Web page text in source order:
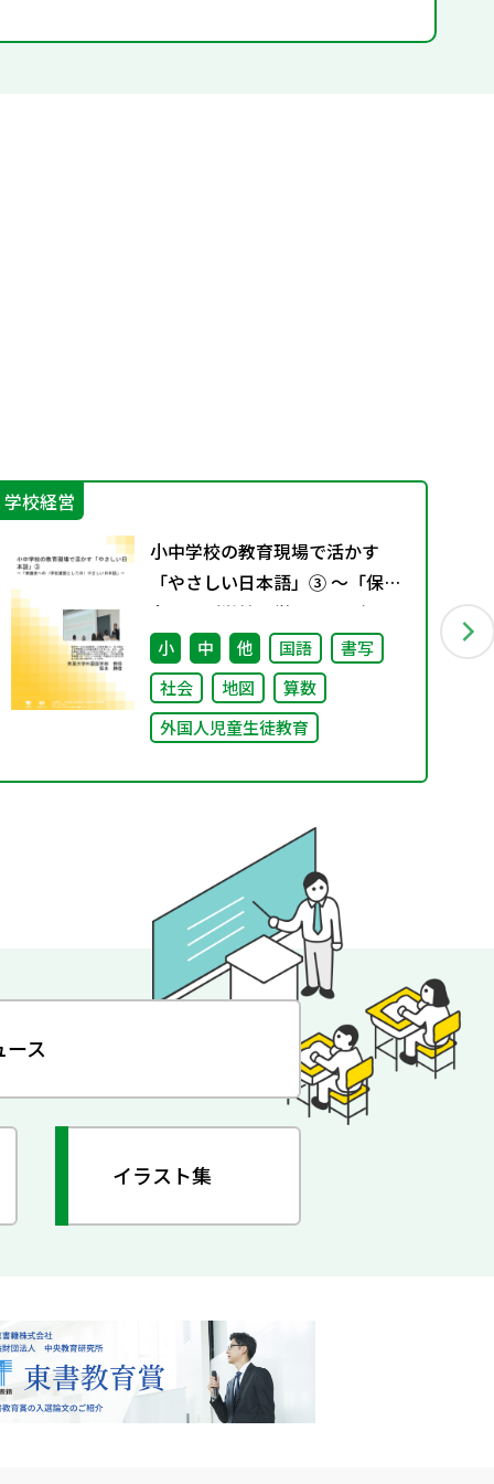
学校経営
小中学校の教育現場で活かす
「やさしい日本語」③ ～「保護
者への（学校運営としての）や
さしい日本語」～
小 中 他 国語
書写
社会
地図
算数
外国人児童生徒教育
ース
イラスト集